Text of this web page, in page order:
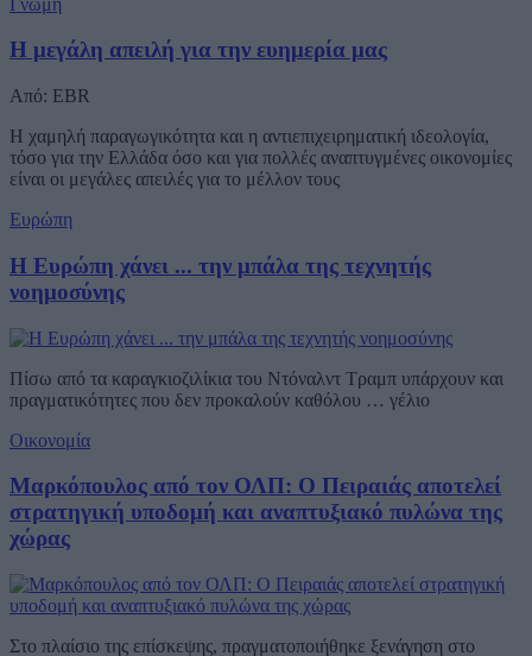
Η μεγάλη απειλή για την ευημερία μας
Από: EBR
Η χαμηλή παραγωγικότητα και η αντιεπιχειρηματική ιδεολογία,
τόσο για την Ελλάδα όσο και για πολλές αναπτυγμένες οικονομίες
είναι οι μεγάλες απειλές για το μέλλον τους
Ευρώπη
Η Ευρώπη χάνει ... την μπάλα της τεχνητής
νοημοσύνης
Πίσω από τα καραγκιοζιλίκια του Ντόναλντ Τραμπ υπάρχουν και
πραγματικότητες που δεν προκαλούν καθόλου … γέλιο
Οικονομία
Μαρκόπουλος από τον ΟΛΠ: Ο Πειραιάς αποτελεί
στρατηγική υποδομή και αναπτυξιακό πυλώνα της
χώρας
Στο πλαίσιο της επίσκεψης, πραγματοποιήθηκε ξενάγηση στο